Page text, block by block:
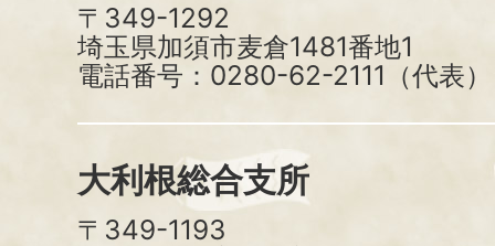
〒349-1292
埼玉県加須市麦倉1481番地1
電話番号：0280-62-2111（代表）
大利根総合支所
〒349-1193